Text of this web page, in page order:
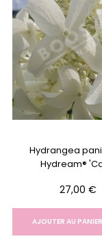
Hydrangea
Hydream®
Prix
27,00 €
AJOUTER AU PANIER